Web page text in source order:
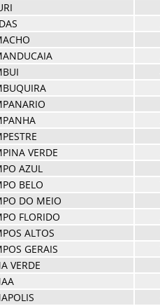
VERDE
AZUL
BELO
DO MEIO
FLORIDO
ALTOS
GERAIS
VERDE